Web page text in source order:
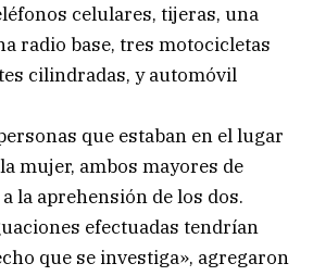
celulares, tijeras, una
radio base, tres motocicletas
cilindradas, y automóvil
que estaban en el lugar
mujer, ambos mayores de
la aprehensión de los dos.
efectuadas tendrían
que se investiga», agregaron